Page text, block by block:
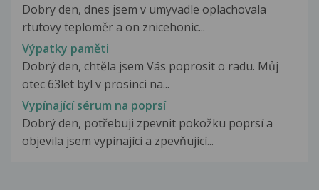
Dobry den, dnes jsem v umyvadle oplachovala
rtutovy teploměr a on znicehonic...
Výpatky paměti
Dobrý den, chtěla jsem Vás poprosit o radu. Můj
otec 63let byl v prosinci na...
Vypínající sérum na poprsí
Dobrý den, potřebuji zpevnit pokožku poprsí a
objevila jsem vypínající a zpevňující...